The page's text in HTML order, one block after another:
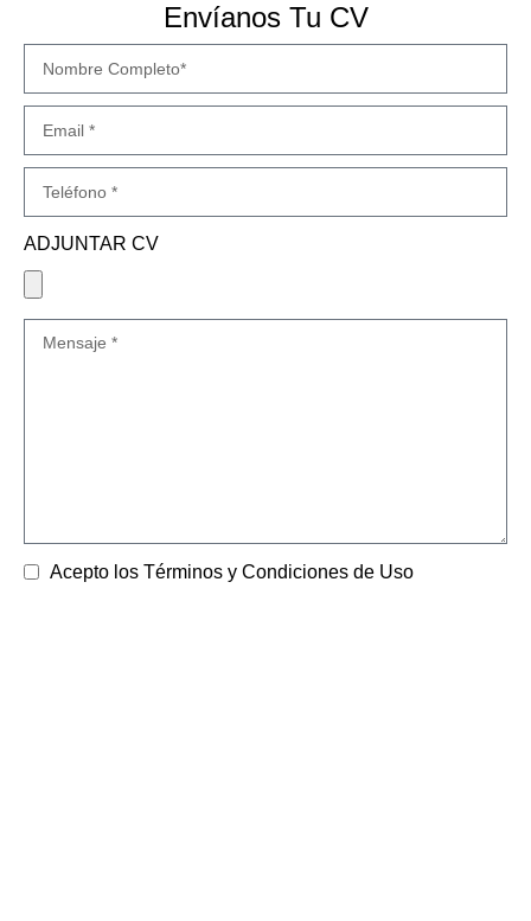
Envíanos Tu CV
ADJUNTAR CV
Acepto los Términos y Condiciones de Uso